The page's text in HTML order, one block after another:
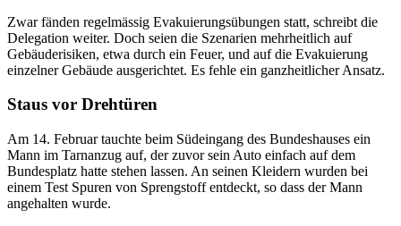
Zwar fänden regelmässig Evakuierungsübungen statt, schreibt die
Delegation weiter. Doch seien die Szenarien mehrheitlich auf
Gebäuderisiken, etwa durch ein Feuer, und auf die Evakuierung
einzelner Gebäude ausgerichtet. Es fehle ein ganzheitlicher Ansatz.
Staus vor Drehtüren
Am 14. Februar tauchte beim Südeingang des Bundeshauses ein
Mann im Tarnanzug auf, der zuvor sein Auto einfach auf dem
Bundesplatz hatte stehen lassen. An seinen Kleidern wurden bei
einem Test Spuren von Sprengstoff entdeckt, so dass der Mann
angehalten wurde.